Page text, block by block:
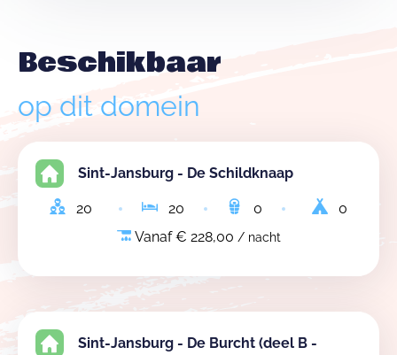
Beschikbaar
op dit domein
Sint-Jansburg - De Schildknaap
20 20 0
0
Vanaf € 228,00 / nacht
Sint-Jansburg - De Burcht (deel B -